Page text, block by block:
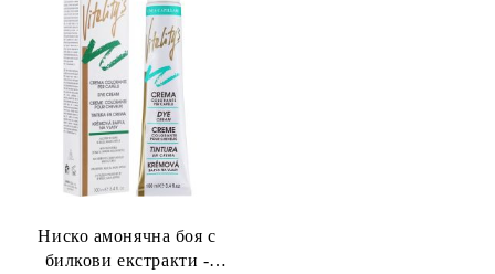
Ниско амонячна боя с
билкови екстракти -